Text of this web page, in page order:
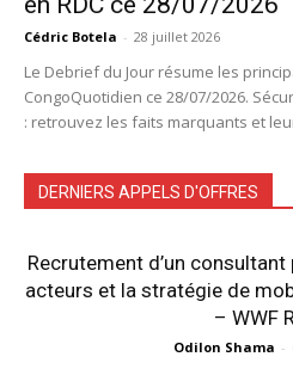
Cédric Botela - 28 juillet 2026
Le Debrief du Jour résume les
CongoQuotidien ce 28/07/2026.
: retrouvez les faits marquants et
DERNIERS APPELS D'OFFRES
Recrutement d’un
acteurs et la stratégie de
– WWF
Odilon Shama -